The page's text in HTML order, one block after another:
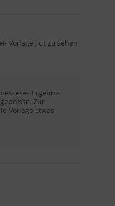
Vorlage gut zu sehen
Ergebnis
Zur
Vorlage etwas